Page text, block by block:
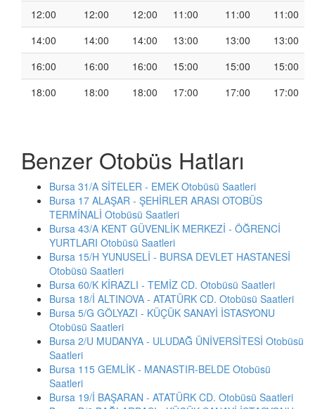
12:00
12:00 12:00 11:00 11:00
11:00
14:00
14:00 14:00 13:00 13:00
13:00
16:00
16:00 16:00 15:00 15:00
15:00
18:00
18:00 18:00 17:00 17:00 17:00
Benzer Otobüs Hatları
Bursa 31/A SİTELER - EMEK Otobüsü Saatleri
Bursa 17 ALAŞAR - ŞEHİRLER ARASI OTOBÜS
TERMİNALİ Otobüsü Saatleri
Bursa 43/A KENT GÜVENLİK MERKEZİ - ÖĞRENCİ
YURTLARI Otobüsü Saatleri
Bursa 15/H YUNUSELİ - BURSA DEVLET HASTANESİ
Otobüsü Saatleri
Bursa 60/K KİRAZLI - TEMİZ CD. Otobüsü Saatleri
Bursa 18/İ ALTINOVA - ATATÜRK CD. Otobüsü Saatleri
Bursa 5/G GÖLYAZI - KÜÇÜK SANAYİ İSTASYONU
Otobüsü Saatleri
Bursa 2/U MUDANYA - ULUDAĞ ÜNİVERSİTESİ Otobüsü
Saatleri
Bursa 115 GEMLİK - MANASTIR-BELDE Otobüsü
Saatleri
Bursa 19/İ BAŞARAN - ATATÜRK CD. Otobüsü Saatleri